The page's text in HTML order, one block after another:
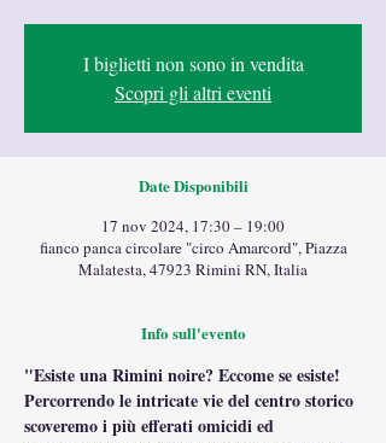
I biglietti non sono in vendita
Scopri gli altri eventi
Date Disponibili
17 nov 2024, 17:30 – 19:00
fianco panca circolare "circo Amarcord", Piazza
Malatesta, 47923 Rimini RN, Italia
Info sull'evento
"Esiste una Rimini noire? Eccome se esiste!
Percorrendo le intricate vie del centro storico
scoveremo i più efferati omicidi ed